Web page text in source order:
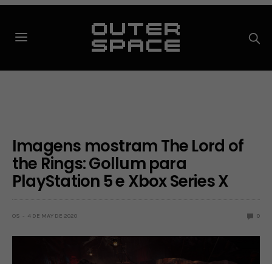
Imagens mostram The Lord of
the Rings: Gollum para
PlayStation 5 e Xbox Series X
OS 4 DE MAY DE 2020 0